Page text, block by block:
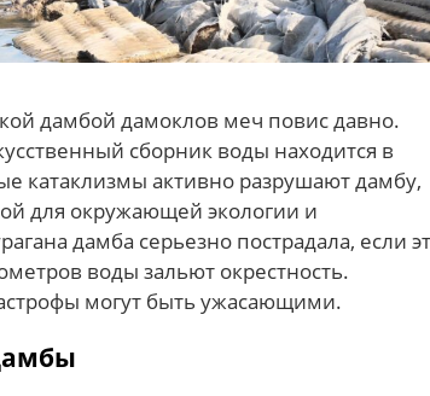
дамбой дамоклов меч повис давно.
сборник воды находится в
катаклизмы активно разрушают дамбу,
для окружающей экологии и
дамба серьезно пострадала, если
воды зальют окрестность.
могут быть ужасающими.